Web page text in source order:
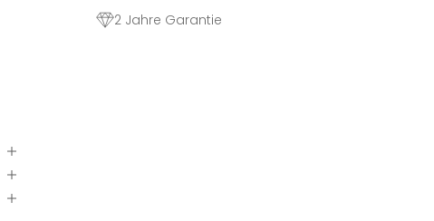
2 Jahre Garantie